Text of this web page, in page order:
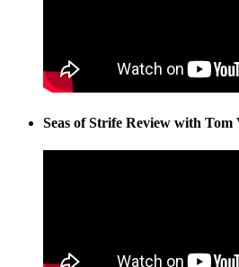
Seas of Strife Review with Tom